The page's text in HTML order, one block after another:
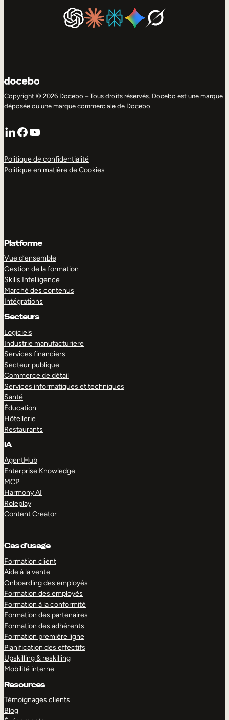
Copyright © 2026 Docebo – Tous droits réservés. Docebo est une marque
déposée ou une marque commerciale de Docebo.
LinkedIn
Facebook
YouTube
Politique de confidentialité
Politique en matière de Cookies
Platforme
Vue d’ensemble
Gestion de la formation
Skills Intelligence
Marché des contenus
Intégrations
Secteurs
Logiciels
Industrie manufacturiere
Services financiers
Secteur publique
Commerce de détail
Services informatiques et techniques
Santé
Éducation
Hôtellerie
Restaurants
IA
AgentHub
Enterprise Knowledge
MCP
Harmony AI
Roleplay
Content Creator
Cas d’usage
Formation client
Aide à la vente
Onboarding des employés
Formation des employés
Formation à la conformité
Formation des partenaires
Formation des adhérents
Formation première ligne
Planification des effectifs
Upskilling & reskilling
Mobilité interne
Resources
Témoignages clients
Blog